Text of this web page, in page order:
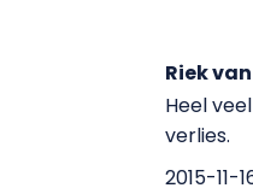
Riek
Heel
verlies.
2015-11-